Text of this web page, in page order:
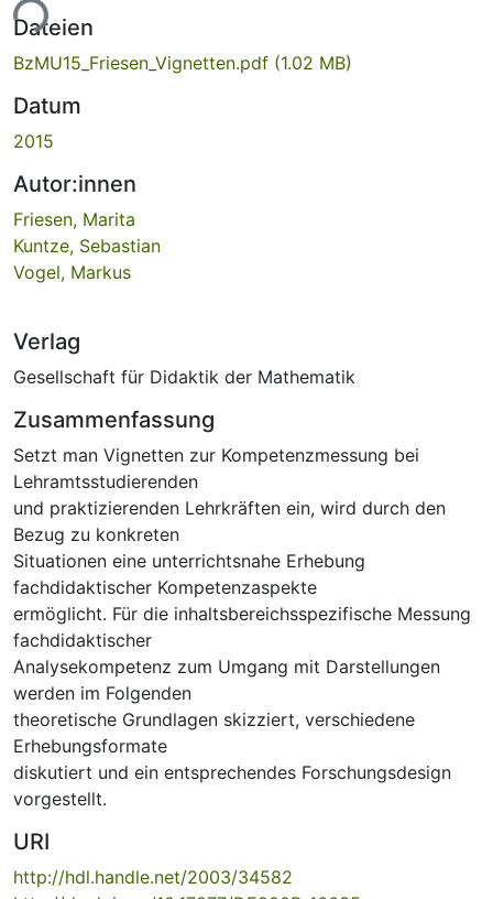
Dateien
BzMU15_Friesen_Vignetten.pdf (1.02 MB)
Datum
2015
Autor:innen
Friesen, Marita
Kuntze, Sebastian
Vogel, Markus
Verlag
Gesellschaft für Didaktik der Mathematik
Zusammenfassung
Setzt man Vignetten zur Kompetenzmessung bei
Lehramtsstudierenden
und praktizierenden Lehrkräften ein, wird durch den
Bezug zu konkreten
Situationen eine unterrichtsnahe Erhebung
fachdidaktischer Kompetenzaspekte
ermöglicht. Für die inhaltsbereichsspezifische Messung
fachdidaktischer
Analysekompetenz zum Umgang mit Darstellungen
werden im Folgenden
theoretische Grundlagen skizziert, verschiedene
Erhebungsformate
diskutiert und ein entsprechendes Forschungsdesign
vorgestellt.
URI
http://hdl.handle.net/2003/34582